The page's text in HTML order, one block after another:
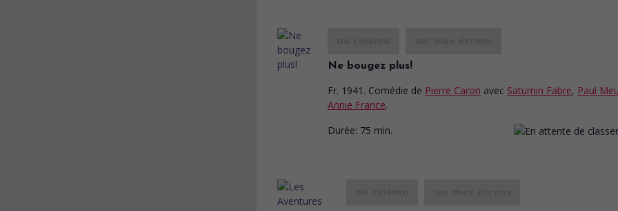
Ne bougez plus!
Fr. 1941. Comédie de Pierre Caron avec Saturnin Fabre, Paul
Annie France.
Durée: 75 min.